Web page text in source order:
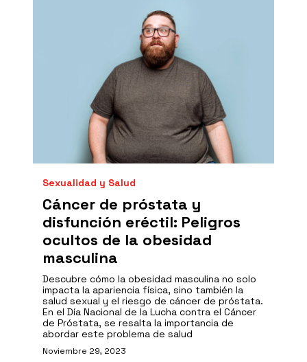
Sexualidad y Salud
Cáncer de próstata y
disfunción eréctil: Peligros
ocultos de la obesidad
masculina
Descubre cómo la obesidad masculina no solo
impacta la apariencia física, sino también la
salud sexual y el riesgo de cáncer de próstata.
En el Día Nacional de la Lucha contra el Cáncer
de Próstata, se resalta la importancia de
abordar este problema de salud
Noviembre 29, 2023